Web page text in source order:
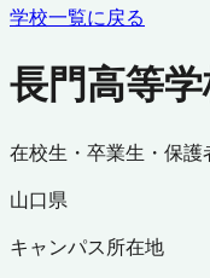
学校一覧に戻る
長門高等
在校生・卒業生・保護
山口県
キャンパス所在地